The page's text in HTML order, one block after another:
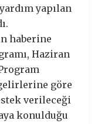
yapılan
haberine
Haziran
göre
verileceği
konulduğu